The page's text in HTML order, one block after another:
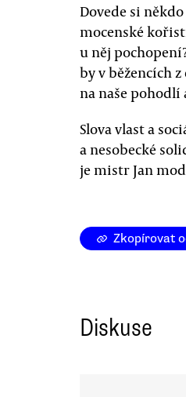
Dovede si
mocenské
u něj
by v běžencích
na naše pohodlí
Slova vlast a
a nesobecké
je mistr Jan
Zkopírovat
Diskuse